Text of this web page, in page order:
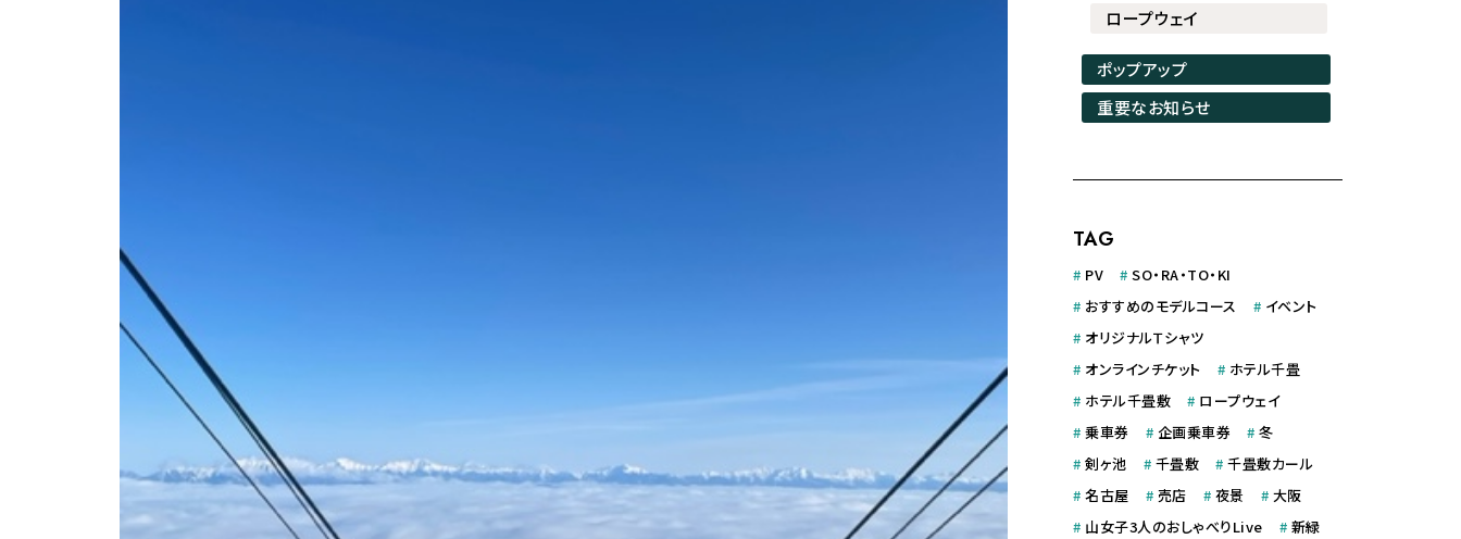
ロープウェイ
ポップアップ
重要なお知らせ
TAG
# PV # SO・RA・TO・KI
# おすすめのモデルコース # イベント
# オリジナルＴシャツ
# オンラインチケット # ホテル千畳
# ホテル千畳敷 # ロープウェイ
# 乗車券 # 企画乗車券 # 冬
# 剣ヶ池 # 千畳敷 # 千畳敷カール
# 名古屋 # 売店 # 夜景 # 大阪
# 山女子3人のおしゃべりLive # 新緑